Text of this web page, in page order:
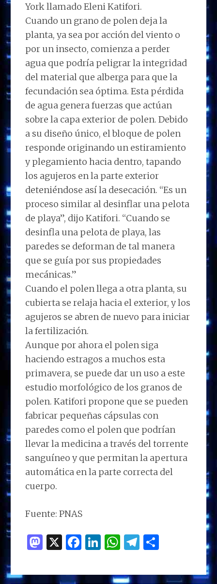
York llamado Eleni Katifori.
Cuando un grano de polen deja la
planta, ya sea por acción del viento o
por un insecto, comienza a perder
agua que podría peligrar la integridad
del material que alberga para que la
fecundación sea óptima. Esta pérdida
de agua genera fuerzas que actúan
sobre la capa exterior de polen. Debido
a su diseño único, el bloque de polen
responde originando un estiramiento
y plegamiento hacia dentro, tapando
los agujeros en la parte exterior
deteniéndose así la desecación. “Es un
proceso similar al desinflar una pelota
de playa”, dijo Katifori. “Cuando se
desinfla una pelota de playa, las
paredes se deforman de tal manera
que se guía por sus propiedades
mecánicas.”
Cuando el polen llega a otra planta, su
cubierta se relaja hacia el exterior, y los
agujeros se abren de nuevo para iniciar
la fertilización.
Aunque por ahora el polen siga
haciendo estragos a muchos esta
primavera, se puede dar un uso a este
estudio morfológico de los granos de
polen. Katifori propone que se pueden
fabricar pequeñas cápsulas con
paredes como el polen que podrían
llevar la medicina a través del torrente
sanguíneo y que permitan la apertura
automática en la parte correcta del
cuerpo.
Fuente: PNAS
M
to
X F
ce
Li
k
W
at
T
e m